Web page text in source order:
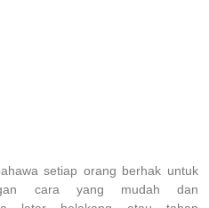
setiap orang berhak untuk
cara yang mudah dan